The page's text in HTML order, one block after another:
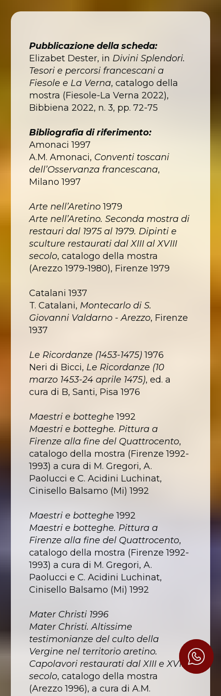
Pubblicazione della scheda:
Elizabet Dester, in Divini Splendori.
Tesori e percorsi francescani a
Fiesole e La Verna, catalogo della
mostra (Fiesole-La Verna 2022),
Bibbiena 2022, n. 3, pp. 72-75
Bibliografia di riferimento:
Amonaci 1997
A.M. Amonaci, Conventi toscani
dell’Osservanza francescana,
Milano 1997
Arte nell’Aretino1979
Arte nell’Aretino. Seconda mostra di
restauri dal 1975 al 1979. Dipinti e
sculture restaurati dal XIII al XVIII
secolo, catalogo della mostra
(Arezzo 1979-1980), Firenze 1979
Catalani 1937
T. Catalani, Montecarlo di S.
Giovanni Valdarno - Arezzo, Firenze
1937
Le Ricordanze (1453-1475)1976
Neri di Bicci, Le Ricordanze (10
marzo 1453-24 aprile 1475), ed. a
cura di B, Santi, Pisa 1976
Maestri e botteghe1992
Maestri e botteghe. Pittura a
Firenze alla fine del Quattrocento,
catalogo della mostra (Firenze 1992-
1993) a cura di M. Gregori, A.
Paolucci e C. Acidini Luchinat,
Cinisello Balsamo (Mi) 1992
Maestri e botteghe1992
Maestri e botteghe. Pittura a
Firenze alla fine del Quattrocento,
catalogo della mostra (Firenze 1992-
1993) a cura di M. Gregori, A.
Paolucci e C. Acidini Luchinat,
Cinisello Balsamo (Mi) 1992
Mater Christi 1996
Mater Christi. Altissime
testimonianze del culto della
Vergine nel territorio aretino.
Capolavori restaurati dal XIII e XVIII
secolo, catalogo della mostra
(Arezzo 1996), a cura di A.M.